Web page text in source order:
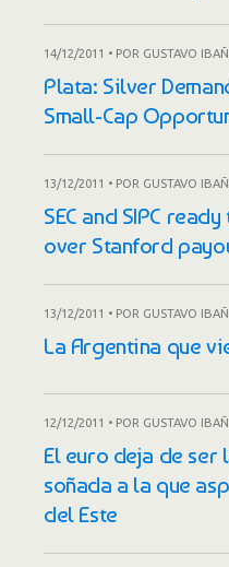
14/12/2011 • POR GUSTAVO
Plata: Silver
Small-Cap
13/12/2011 • POR GUSTAVO
SEC and SIPC
over Stanford
13/12/2011 • POR GUSTAVO
La Argentina que
12/12/2011 • POR GUSTAVO
El euro deja de ser
soñada a la que
del Este